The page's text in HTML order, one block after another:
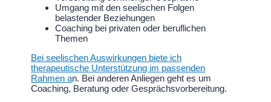
Umgang mit den seelischen Folgen
belastender Beziehungen
Coaching bei privaten oder beruflichen
Themen
Bei seelischen Auswirkungen biete ich
therapeutische Unterstützung im passenden
Rahmen an. Bei anderen Anliegen geht es um
Coaching, Beratung oder Gesprächsvorbereitung.